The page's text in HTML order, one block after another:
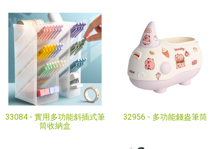
33084 - 實用多功能斜插式筆
筒收納盒
32956 - 多功能錢盎筆筒